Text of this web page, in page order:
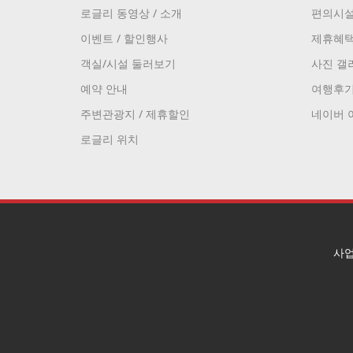
로글리 동영상 / 소개
이벤트 / 할인행사
객실/시설 둘러보기
예약 안내
주변관광지 / 제휴할인
로글리 위치
편의시
제휴혜
사진 갤
여행후
네이버
사